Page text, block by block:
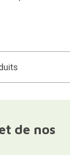
de nos